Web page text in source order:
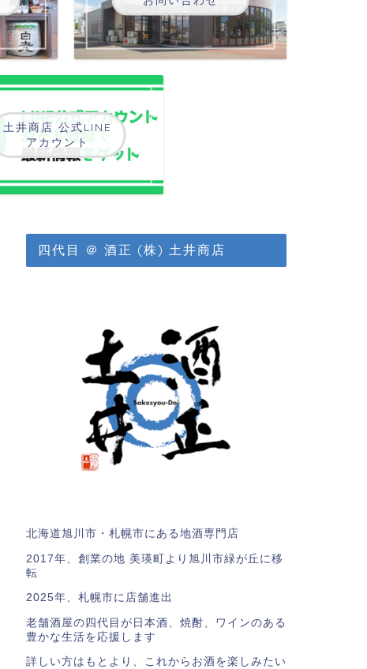
土井商店 公式LINE
アカウント
四代目 ＠ 酒正 (株) 土井商店
北海道旭川市・札幌市にある地酒専門店
2017年、創業の地 美瑛町より旭川市緑が丘に移
転
2025年、札幌市に店舗進出
老舗酒屋の四代目が日本酒、焼酎、ワインのある
豊かな生活を応援します
詳しい方はもとより、これからお酒を楽しみたい